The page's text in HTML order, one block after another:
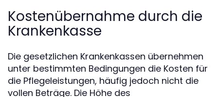
Kostenübernahme durch die
Krankenkasse
Die gesetzlichen Krankenkassen übernehmen
unter bestimmten Bedingungen die Kosten für
die Pflegeleistungen, häufig jedoch nicht die
vollen Beträge. Die Höhe des